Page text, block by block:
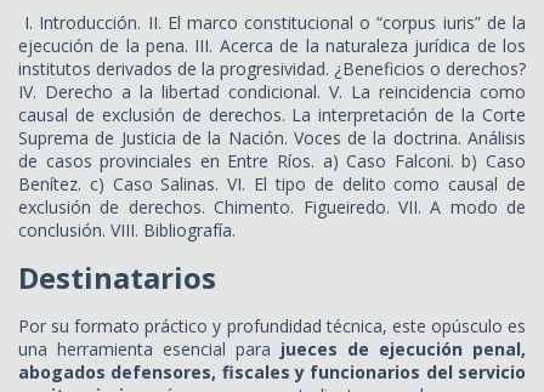
I. Introducción. II. El marco constitucional o “corpus iuris” de la
ejecución de la pena. III. Acerca de la naturaleza jurídica de los
institutos derivados de la progresividad. ¿Beneficios o derechos?
IV. Derecho a la libertad condicional. V. La reincidencia como
causal de exclusión de derechos. La interpretación de la Corte
Suprema de Justicia de la Nación. Voces de la doctrina. Análisis
de casos provinciales en Entre Ríos. a) Caso Falconi. b) Caso
Benítez. c) Caso Salinas. VI. El tipo de delito como causal de
exclusión de derechos. Chimento. Figueiredo. VII. A modo de
conclusión. VIII. Bibliografía.
Destinatarios
Por su formato práctico y profundidad técnica, este opúsculo es
una herramienta esencial para jueces de ejecución penal,
abogados defensores, fiscales y funcionarios del servicio